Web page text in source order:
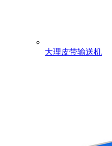
大理皮带输送机